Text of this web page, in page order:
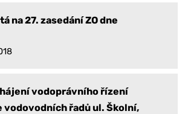
na 27. zasedání ZO dne
vodoprávního řízení
vodovodních řadů ul. Školní,